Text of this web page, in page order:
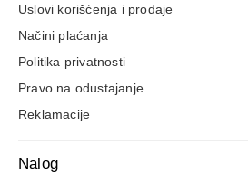
Uslovi korišćenja i prodaje
Načini plaćanja
Politika privatnosti
Pravo na odustajanje
Reklamacije
Nalog